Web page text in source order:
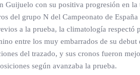
Guijuelo con su positiva progresión en
del grupo N del Campeonato de
a la prueba, la climatología
entre los muy embarrados de su
del trazado, y sus cronos fueron
según avanzaba la prueba.